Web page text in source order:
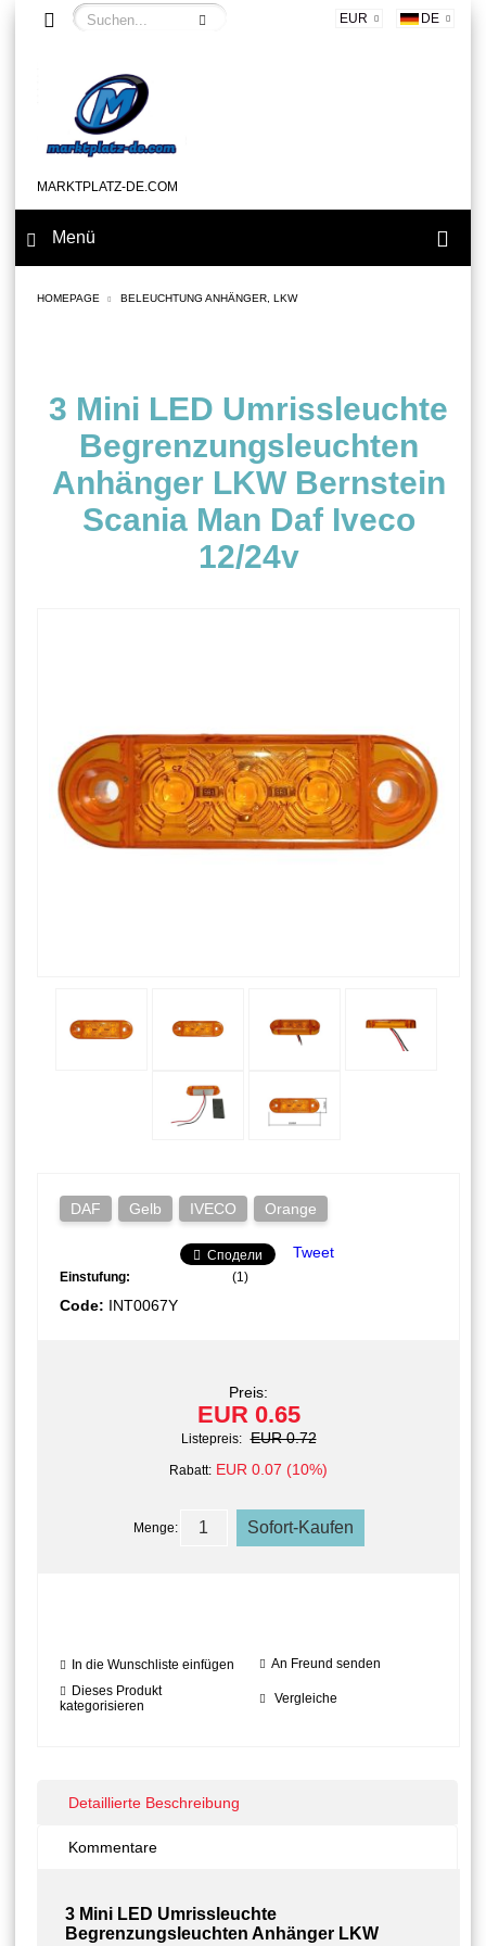
EUR DE
MARKTPLATZ-DE.COM
Menü
HOMEPAGE BELEUCHTUNG ANHÄNGER, LKW
3 Mini LED Umrissleuchte
Begrenzungsleuchten
Anhänger LKW Bernstein
Scania Man Daf Iveco
12/24v
DAF Gelb IVECO Orange
Сподели Tweet
Einstufung: (1)
Code: INT0067Y
Preis:
EUR 0.65
Listepreis: EUR 0.72
Rabatt: EUR 0.07 (10%)
Menge:
In die Wunschliste einfügen
An Freund senden
Dieses Produkt
kategorisieren
Vergleiche
Detaillierte Beschreibung
Kommentare
3 Mini LED Umrissleuchte
Begrenzungsleuchten Anhänger LKW